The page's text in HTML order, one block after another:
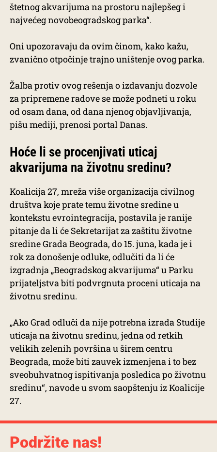
štetnog akvarijuma na prostoru najlepšeg i
najvećeg novobeogradskog parka“.
Oni upozoravaju da ovim činom, kako kažu,
zvanično otpočinje trajno uništenje ovog parka.
Žalba protiv ovog rešenja o izdavanju dozvole
za pripremene radove se može podneti u roku
od osam dana, od dana njenog objavljivanja,
pišu mediji, prenosi portal Danas.
Hoće li se procenjivati uticaj
akvarijuma na životnu sredinu?
Koalicija 27, mreža više organizacija civilnog
društva koje prate temu životne sredine u
kontekstu evrointegracija, postavila je ranije
pitanje da li će Sekretarijat za zaštitu životne
sredine Grada Beograda, do 15. juna, kada je i
rok za donošenje odluke, odlučiti da li će
izgradnja „Beogradskog akvarijuma“ u Parku
prijateljstva biti podvrgnuta proceni uticaja na
životnu sredinu.
„Ako Grad odluči da nije potrebna izrada Studije
uticaja na životnu sredinu, jedna od retkih
velikih zelenih površina u širem centru
Beograda, može biti zauvek izmenjena i to bez
sveobuhvatnog ispitivanja posledica po životnu
sredinu“, navode u svom saopštenju iz Koalicije
27.
Podržite nas!